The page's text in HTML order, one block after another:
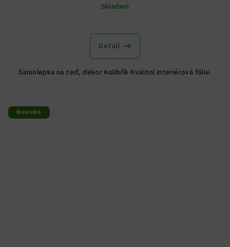
Skladem
Detail
Samolepka na zeď, dekor Kolibřík Kvalitní interiérová fólie.
Novinka